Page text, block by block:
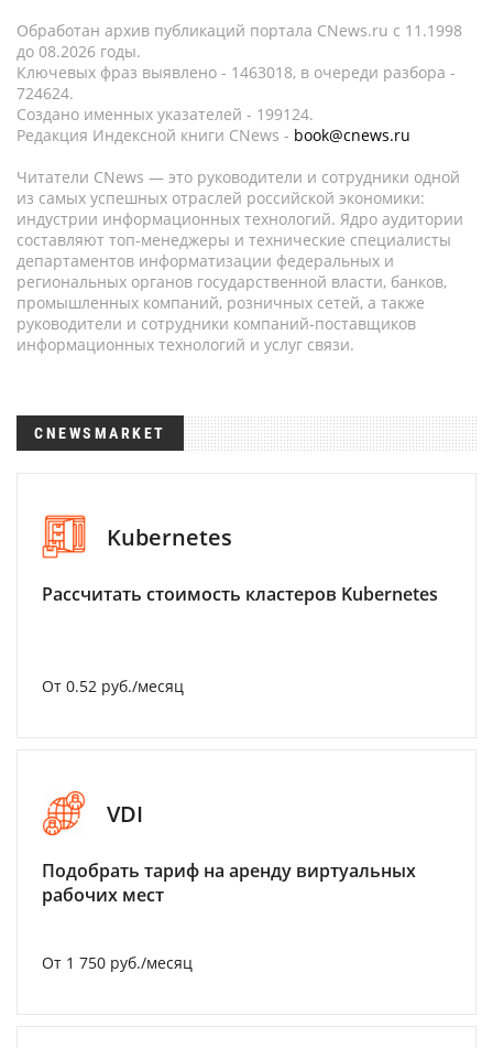
Обработан архив публикаций портала CNews.ru c 11.1998
до 08.2026 годы.
Ключевых фраз выявлено - 1463018, в очереди разбора -
724624.
Создано именных указателей - 199124.
Редакция Индексной книги CNews - book@cnews.ru
Читатели CNews — это руководители и сотрудники одной
из самых успешных отраслей российской экономики:
индустрии информационных технологий. Ядро аудитории
составляют топ-менеджеры и технические специалисты
департаментов информатизации федеральных и
региональных органов государственной власти, банков,
промышленных компаний, розничных сетей, а также
руководители и сотрудники компаний-поставщиков
информационных технологий и услуг связи.
CNEWSMARKET
Kubernetes
Рассчитать стоимость кластеров Kubernetes
От 0.52 руб./месяц
VDI
Подобрать тариф на аренду виртуальных
рабочих мест
От 1 750 руб./месяц